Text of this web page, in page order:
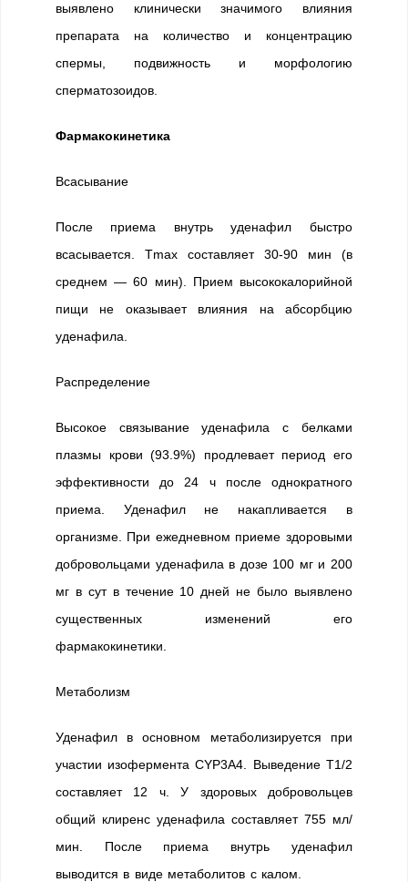
выявлено клинически значимого влияния
препарата на количество и концентрацию
спермы, подвижность и морфологию
сперматозоидов.
Фармакокинетика
Всасывание
После приема внутрь уденафил быстро
всасывается. Tmax составляет 30-90 мин (в
среднем — 60 мин). Прием высококалорийной
пищи не оказывает влияния на абсорбцию
уденафила.
Распределение
Высокое связывание уденафила с белками
плазмы крови (93.9%) продлевает период его
эффективности до 24 ч после однократного
приема. Уденафил не накапливается в
организме. При ежедневном приеме здоровыми
добровольцами уденафила в дозе 100 мг и 200
мг в сут в течение 10 дней не было выявлено
существенных изменений его
фармакокинетики.
Метаболизм
Уденафил в основном метаболизируется при
участии изофермента CYP3A4. Выведение T1/2
составляет 12 ч. У здоровых добровольцев
общий клиренс уденафила составляет 755 мл/
мин. После приема внутрь уденафил
выводится в виде метаболитов с калом.